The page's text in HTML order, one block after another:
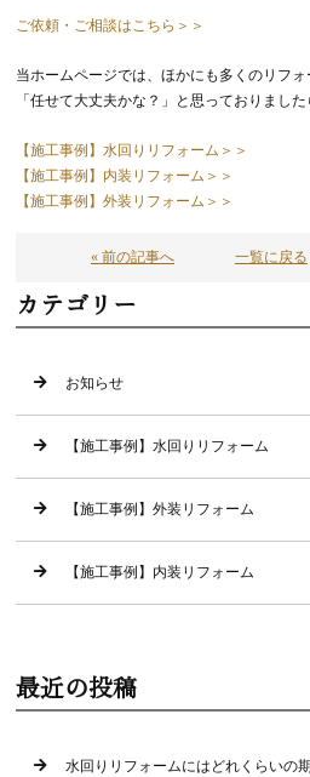
ご依頼・ご相談はこちら＞＞
当ホームページでは、ほかにも多くのリフォ
「任せて大丈夫かな？」と思っておりまし
【施工事例】水回りリフォーム＞＞
【施工事例】内装リフォーム＞＞
【施工事例】外装リフォーム＞＞
« 前の記事へ 一覧に戻る
カテゴリー
お知らせ
【施工事例】水回りリフォーム
【施工事例】外装リフォーム
【施工事例】内装リフォーム
最近の投稿
水回りリフォームにはどれくらいの